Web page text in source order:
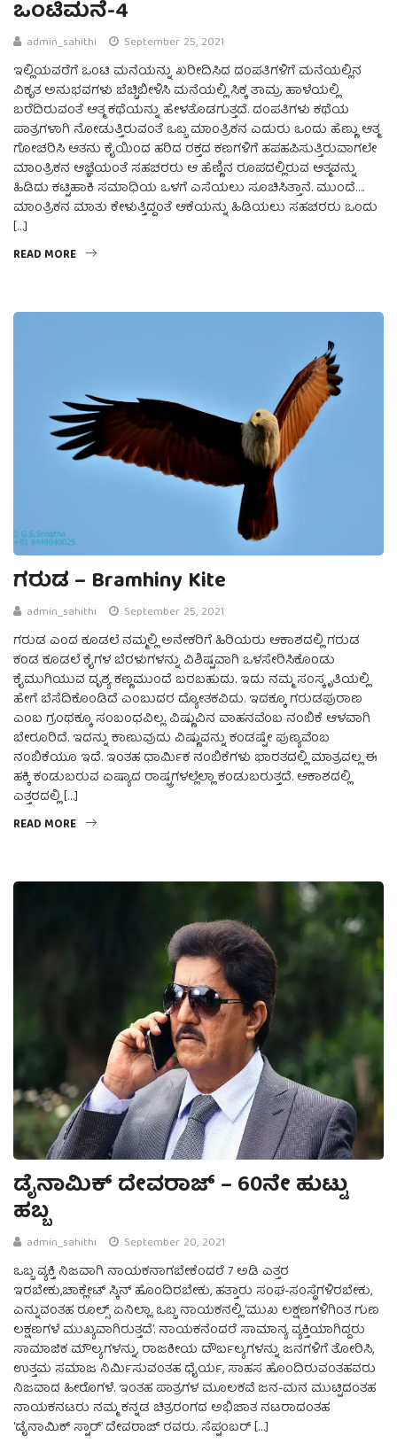
ಒಂಟಿಮನೆ-4
admin_sahithi September 25, 2021
ಇಲ್ಲಿಯವರೆಗೆ ಒಂಟಿ ಮನೆಯನ್ನು ಖರೀದಿಸಿದ ದಂಪತಿಗಳಿಗೆ ಮನೆಯಲ್ಲಿನ
ವಿಕೃತ ಅನುಭವಗಳು ಬೆಚ್ಚಿಬೀಳಿಸಿ ಮನೆಯಲ್ಲಿ ಸಿಕ್ಕ ತಾಮ್ರ ಹಾಳೆಯಲ್ಲಿ
ಬರೆದಿರುವಂತೆ ಆತ್ಮ ಕಥೆಯನ್ನು ಹೇಳತೊಡಗುತ್ತದೆ. ದಂಪತಿಗಳು ಕಥೆಯ
ಪಾತ್ರಗಳಾಗಿ ನೋಡುತ್ತಿರುವಂತೆ ಒಬ್ಬ ಮಾಂತ್ರಿಕನ ಎದುರು ಒಂದು ಹೆಣ್ಣು ಆತ್ಮ
ಗೋಚರಿಸಿ ಆತನು ಕೈಯಿಂದ ಹರಿದ ರಕ್ತದ ಕಣಗಳಿಗೆ ಹಪಹಪಿಸುತ್ತಿರುವಾಗಲೇ
ಮಾಂತ್ರಿಕನ ಆಜ್ಞೆಯಂತೆ ಸಹಚರರು ಆ ಹೆಣ್ಣಿನ ರೂಪದಲ್ಲಿರುವ ಆತ್ಮವನ್ನು
ಹಿಡಿದು ಕಟ್ಟಿಹಾಕಿ ಸಮಾಧಿಯ ಒಳಗೆ ಎಸೆಯಲು ಸೂಚಿಸಿತ್ತಾನೆ. ಮುಂದೆ….
ಮಾಂತ್ರಿಕನ ಮಾತು ಕೇಳುತ್ತಿದ್ದಂತೆ ಆಕೆಯನ್ನು ಹಿಡಿಯಲು ಸಹಚರರು ಒಂದು
[…]
READ MORE
ಗರುಡ – Bramhiny Kite
admin_sahithi September 25, 2021
ಗರುಡ ಎಂದ ಕೂಡಲೆ ನಮ್ಮಲ್ಲಿ ಅನೇಕರಿಗೆ ಹಿರಿಯರು ಆಕಾಶದಲ್ಲಿ ಗರುಡ
ಕಂಡ ಕೂಡಲೆ ಕೈಗಳ ಬೆರಳುಗಳನ್ನು ವಿಶಿಷ್ಟವಾಗಿ ಒಳಸೇರಿಸಿಕೊಂಡು
ಕೈಮುಗಿಯುವ ದೃಶ್ಯ ಕಣ್ಣಮುಂದೆ ಬರಬಹುದು. ಇದು ನಮ್ಮ ಸಂಸ್ಕೃತಿಯಲ್ಲಿ
ಹೇಗೆ ಬೆಸೆದಿಕೊಂಡಿದೆ ಎಂಬುದರ ದ್ಯೋತಕವಿದು. ಇದಕ್ಕೂ ಗರುಡಪುರಾಣ
ಎಂಬ ಗ್ರಂಥಕ್ಕೂ ಸಂಬಂಧವಿಲ್ಲ. ವಿಷ್ಣುವಿನ ವಾಹನವೆಂಬ ನಂಬಿಕೆ ಆಳವಾಗಿ
ಬೇರೂರಿದೆ. ಇದನ್ನು ಕಾಣುವುದು ವಿಷ್ಣುವನ್ನು ಕಂಡಷ್ಟೇ ಪುಣ್ಯವೆಂಬ
ನಂಬಿಕೆಯೂ ಇದೆ. ಇಂತಹ ಧಾರ್ಮಿಕ ನಂಬಿಕೆಗಳು ಭಾರತದಲ್ಲಿ ಮಾತ್ರವಲ್ಲ ಈ
ಹಕ್ಕಿ ಕಂಡುಬರುವ ಏಷ್ಯಾದ ರಾಷ್ಟ್ರಗಳಲ್ಲೆಲ್ಲಾ ಕಂಡುಬರುತ್ತದೆ. ಆಕಾಶದಲ್ಲಿ
ಎತ್ತರದಲ್ಲಿ […]
READ MORE
ಡೈನಾಮಿಕ್ ದೇವರಾಜ್ – 60ನೇ ಹುಟ್ಟು
ಹಬ್ಬ
admin_sahithi September 20, 2021
ಒಬ್ಬ ವ್ಯಕ್ತಿ ನಿಜವಾಗಿ ನಾಯಕನಾಗಬೇಕೆಂದರೆ 7 ಅಡಿ ಎತ್ತರ
ಇರಬೇಕು,ಚಾಕ್ಲೇಟ್ ಸ್ಕಿನ್ ಹೊಂದಿರಬೇಕು, ಹತ್ತಾರು ಸಂಘ-ಸಂಸ್ಥೆಗಳಿರಬೇಕು,
ಎನ್ನುವಂತಹ ರೂಲ್ಸ್ ಏನಿಲ್ಲಾ. ಒಬ್ಬ ನಾಯಕನಲ್ಲಿ ‘ಮುಖ ಲಕ್ಷಣಗಳಿಗಿಂತ ಗುಣ
ಲಕ್ಷಣಗಳೆ ಮುಖ್ಯವಾಗಿರುತ್ತದೆ’. ನಾಯಕನೆಂದರೆ ಸಾಮಾನ್ಯ ವ್ಯಕ್ತಿಯಾಗಿದ್ದರು
ಸಾಮಾಜಿಕ ಮೌಲ್ಯಗಳನ್ನು, ರಾಜಕೀಯ ದೌರ್ಬಲ್ಯಗಳನ್ನು ಜನಗಳಿಗೆ ತೋರಿಸಿ,
ಉತ್ತಮ ಸಮಾಜ ನಿರ್ಮಿಸುವಂತಹ ಧೈರ್ಯ, ಸಾಹಸ ಹೊಂದಿರುವಂತಹವರು
ನಿಜವಾದ ಹೀರೊಗಳೆ. ಇಂತಹ ಪಾತ್ರಗಳ ಮೂಲಕವೆ ಜನ-ಮನ ಮುಟ್ಟಿದಂತಹ
ನಾಯಕನಟರು ನಮ್ಮ ಕನ್ನಡ ಚಿತ್ರರಂಗದ ಅಭಿಜಾತ ನಟರಾದಂತಹ
‘ಡೈನಾಮಿಕ್ ಸ್ಟಾರ್’ ದೇವರಾಜ್ ರವರು. ಸೆಪ್ಟಂಬರ್ […]